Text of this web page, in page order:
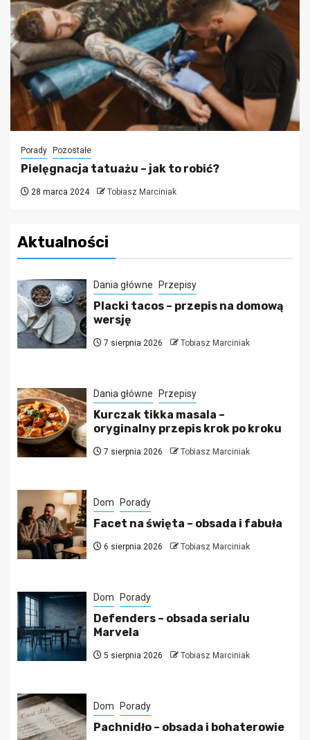
Porady Pozostałe
Pielęgnacja tatuażu – jak to robić?
28 marca 2024 Tobiasz Marciniak
Aktualności
Dania główne Przepisy
Placki tacos – przepis na domową
wersję
7 sierpnia 2026 Tobiasz Marciniak
Dania główne Przepisy
Kurczak tikka masala –
oryginalny przepis krok po kroku
7 sierpnia 2026 Tobiasz Marciniak
Dom Porady
Facet na święta – obsada i fabuła
6 sierpnia 2026 Tobiasz Marciniak
Dom Porady
Defenders – obsada serialu
Marvela
5 sierpnia 2026 Tobiasz Marciniak
Dom Porady
Pachnidło – obsada i bohaterowie